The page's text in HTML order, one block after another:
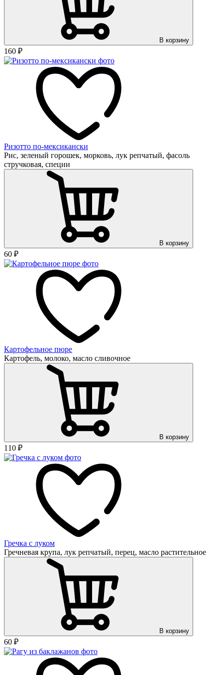
В корзину
160 ₽
Ризотто по-мексикански
Рис, зеленый горошек, морковь, лук репчатый, фасоль
стручковая, специи
В корзину
60 ₽
Картофельное пюре
Картофель, молоко, масло сливочное
В корзину
110 ₽
Гречка с луком
Гречневая крупа, лук репчатый, перец, масло растительное
В корзину
60 ₽